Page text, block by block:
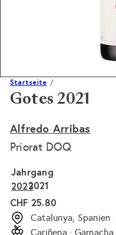
Startseite
Gotes 2021
Alfredo Arribas
Priorat DOQ
Jahrgang
2021
2023
Normaler
Preis
CHF 25.80
Catalunya, Spanien
Cariñena · Garnacha